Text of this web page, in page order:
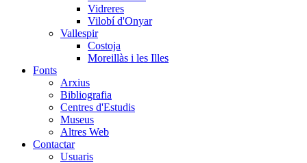
Vidreres
Vilobí d'Onyar
Vallespir
Costoja
Moreillàs i les Illes
Fonts
Arxius
Bibliografia
Centres d'Estudis
Museus
Altres Web
Contactar
Usuaris